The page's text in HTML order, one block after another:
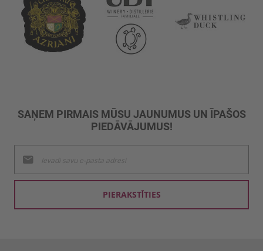
SAŅEM PIRMAIS MŪSU JAUNUMUS UN ĪPAŠOS
PIEDĀVĀJUMUS!
jaunumu
saņemšanai:
PIERAKSTĪTIES